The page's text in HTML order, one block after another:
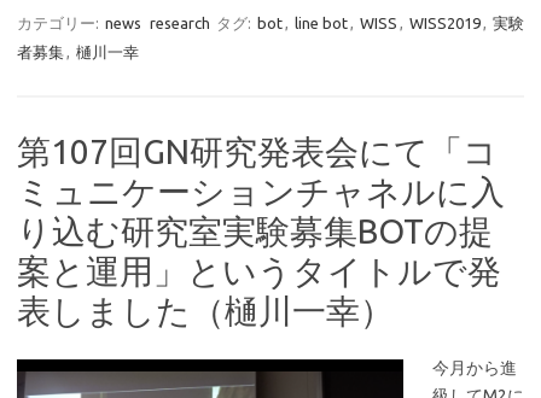
カテゴリー: news research タグ: bot, line bot, WISS , WISS2019, 実験
者募集, 樋川一幸
第107回GN研究発表会にて「コ
ミュニケーションチャネルに入
り込む研究室実験募集BOTの提
案と運用」というタイトルで発
表しました（樋川一幸）
今月から進